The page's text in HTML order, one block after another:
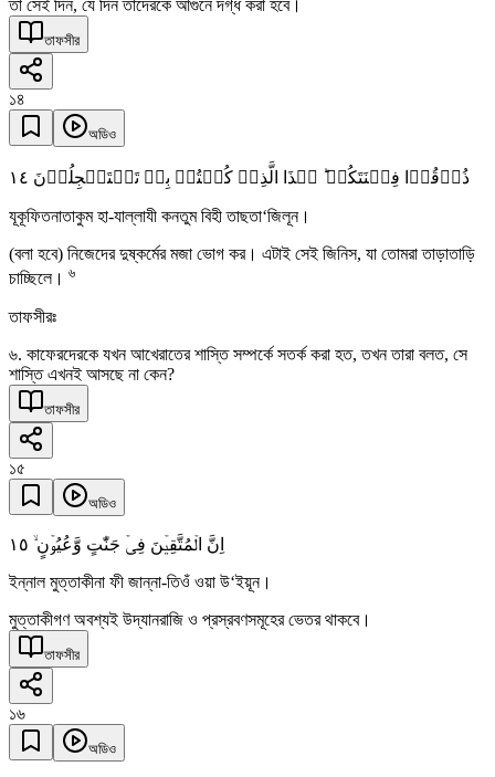
তা সেই দিন, যে দিন তাদেরকে আগুনে দগ্ধ করা হবে।
তাফসীর
১৪
অডিও
ذُوۡقُوۡا فِتۡنَتَکُمۡ ؕ ہٰذَا الَّذِیۡ کُنۡتُمۡ بِہٖ تَسۡتَعۡجِلُوۡنَ ١٤
যূকূফিতনাতাকুম হা-যাল্লাযী কনতুম বিহী তাছতা‘জিলূন।
(বলা হবে) নিজেদের দুষ্কর্মের মজা ভোগ কর। এটাই সেই জিনিস, যা তোমরা তাড়াতাড়ি
চাচ্ছিলে। ৬
তাফসীরঃ
৬. কাফেরদেরকে যখন আখেরাতের শাস্তি সম্পর্কে সতর্ক করা হত, তখন তারা বলত, সে
শাস্তি এখনই আসছে না কেন?
তাফসীর
১৫
অডিও
اِنَّ الۡمُتَّقِیۡنَ فِیۡ جَنّٰتٍ وَّعُیُوۡنٍ ۙ ١٥
ইন্নাল মুত্তাকীনা ফী জান্না-তিওঁ ওয়া উ‘ইয়ূন।
মুত্তাকীগণ অবশ্যই উদ্যানরাজি ও প্রস্রবণসমূহের ভেতর থাকবে।
তাফসীর
১৬
অডিও